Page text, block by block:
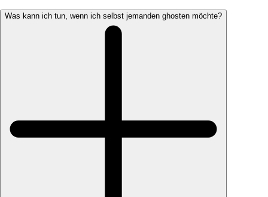
Was kann ich tun, wenn ich selbst jemanden ghosten möchte?